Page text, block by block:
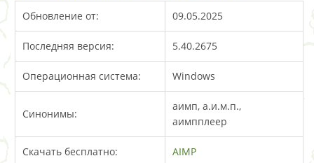
Обновление от: 09.05.2025
Последняя версия: 5.40.2675
Операционная система: Windows
Синонимы:
аимп, а.и.м.п.,
аимпплеер
Скачать бесплатно: AIMP